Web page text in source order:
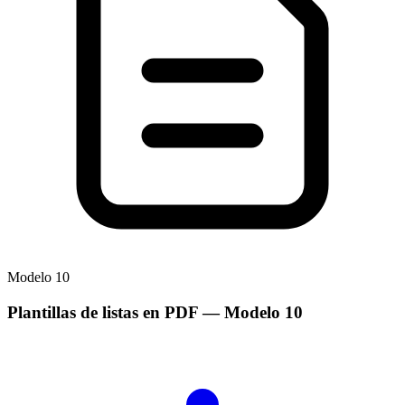
Modelo 10
Plantillas de listas en PDF— Modelo 10